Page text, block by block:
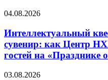
04.08.2026
Интеллектуальный
сувенир: как Центр
гостей на «Празднике
03.08.2026